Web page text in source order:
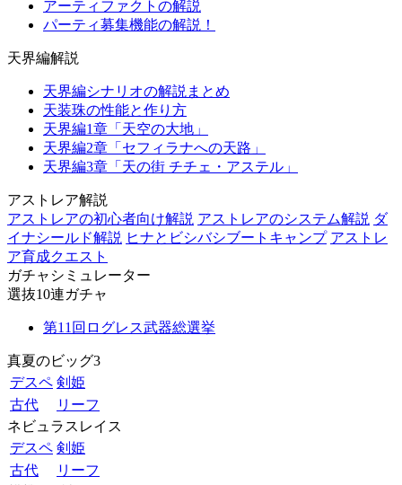
アーティファクトの解説
パーティ募集機能の解説！
天界編解説
天界編シナリオの解説まとめ
天装珠の性能と作り方
天界編1章「天空の大地」
天界編2章「セフィラナへの天路」
天界編3章「天の街 チチェ・アステル」
アストレア解説
アストレアの初心者向け解説 アストレアのシステム解説 ダ
イナシールド解説 ヒナとビシバシブートキャンプ アストレ
ア育成クエスト
ガチャシミュレーター
選抜10連ガチャ
第11回ログレス武器総選挙
真夏のビッグ3
デスペ 剣姫
古代
リーフ
ネビュラスレイス
デスペ 剣姫
古代
リーフ